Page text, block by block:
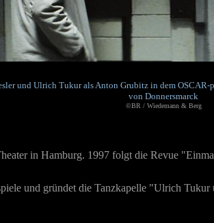
und Ulrich Tukur als Anton Grubitz in dem OSCAR-
von Donnersmarck
©BR / Wiedemann & Berg
in Hamburg. 1997 folgt die Revue
und gründet die Tanzkapelle "Ulrich